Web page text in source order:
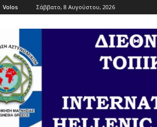
Volos Σάββατο, 8 Αυγούστου, 2026